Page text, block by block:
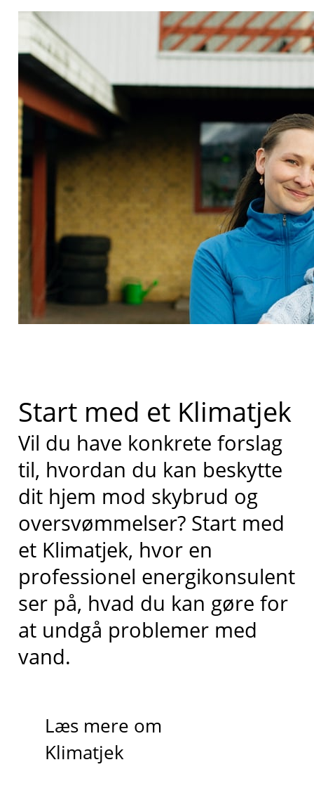
Start med et Klimatjek
Vil du have konkrete forslag
til, hvordan du kan beskytte
dit hjem mod skybrud og
oversvømmelser? Start med
et Klimatjek, hvor en
professionel energikonsulent
ser på, hvad du kan gøre for
at undgå problemer med
vand.
Læs mere om
Klimatjek